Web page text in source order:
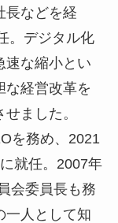
長などを経
。デジタル化
速な縮小とい
な経営改革を
ました。
を務め、2021
就任。2007年
会委員長も務
一人として知